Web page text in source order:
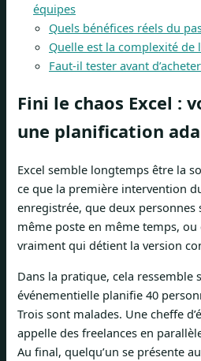
équipes
Quels bénéfices réels du
Quelle est la complexité de
Faut-il tester avant d’acheter
Fini le chaos Excel :
une planification
Excel semble longtemps être la
ce que la première intervention
enregistrée, que deux personnes
même poste en même temps,
vraiment qui détient la version
Dans la pratique, cela ressemble
événementielle planifie 40
Trois sont malades. Une cheffe
appelle des freelances en
Au final, quelqu’un se présente